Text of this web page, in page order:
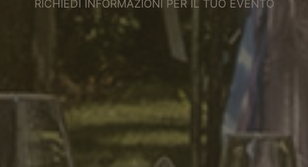
RICHIEDI INFORMAZIONI PER IL TUO EVENTO